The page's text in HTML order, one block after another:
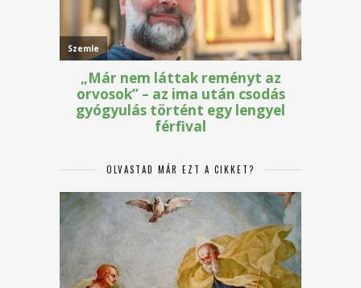
OLVASTAD MÁR EZT A CIKKET?